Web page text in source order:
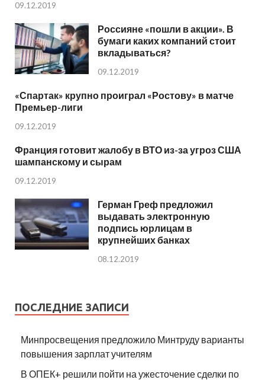
09.12.2019
Россияне «пошли в акции». В
бумаги каких компаний стоит
вкладываться?
09.12.2019
«Спартак» крупно проиграл «Ростову» в матче
Премьер-лиги
09.12.2019
Франция готовит жалобу в ВТО из-за угроз США
шампанскому и сырам
09.12.2019
Герман Греф предложил
выдавать электронную
подпись юрлицам в
крупнейших банках
08.12.2019
ПОСЛЕДНИЕ ЗАПИСИ
Минпросвещения предложило Минтруду варианты
повышения зарплат учителям
В ОПЕК+ решили пойти на ужесточение сделки по